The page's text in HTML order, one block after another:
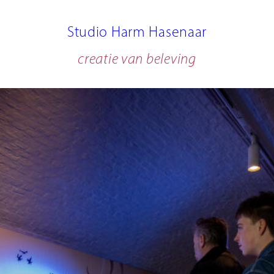
Studio Harm Hasenaar
creatie van beleving